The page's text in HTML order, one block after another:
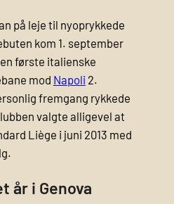
på leje til nyoprykkede
kom 1. september
første italienske
mod Napoli 2.
fremgang rykkede
valgte alligevel at
Liège i juni 2013 med
år i Genova